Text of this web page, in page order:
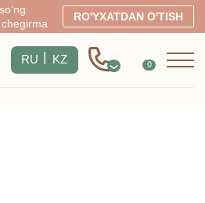
RO'YXATDAN O'TISH
0